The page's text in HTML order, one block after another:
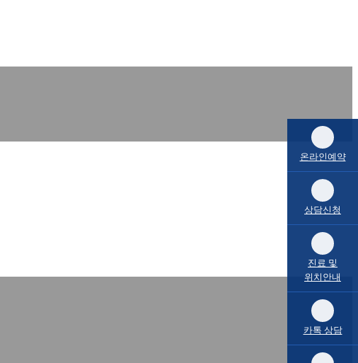
온라인예약
상담신청
진료 및
위치안내
카톡 상담